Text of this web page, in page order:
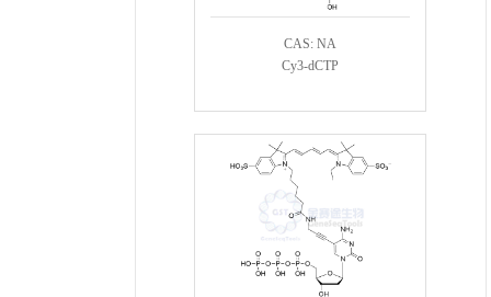
CAS: NA
Cy3-dCTP